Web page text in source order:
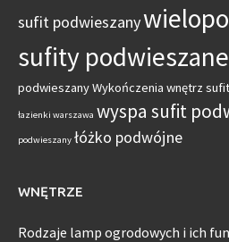
sufit podwieszany
sufity podwieszane
podwieszanyWykończenia wnętrz
łazienki warszawa wyspa sufit
podwieszany łóżko podwójne
WNĘTRZE
Rodzaje lamp ogrodowych i ich